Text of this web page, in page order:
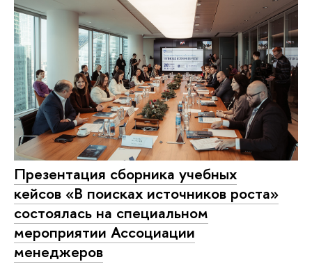
Презентация сборника учебных
кейсов «В поисках источников роста»
состоялась на специальном
мероприятии Ассоциации
менеджеров